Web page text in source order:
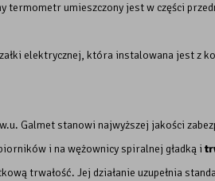
termometr umieszczony jest w części
elektrycznej, która instalowana jest z
Galmet stanowi najwyższej jakości
i na wężownicy spiralnej gładką i
trwałość. Jej działanie uzupełnia